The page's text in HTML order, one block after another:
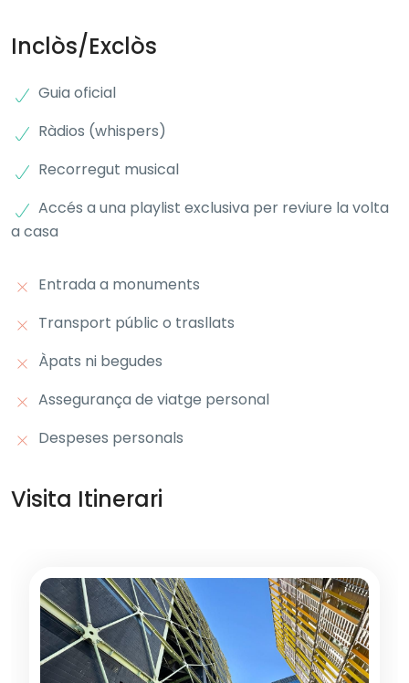
Inclòs/Exclòs
Guia oficial
Ràdios (whispers)
Recorregut musical
Accés a una playlist exclusiva per reviure la volta
a casa
Entrada a monuments
Transport públic o trasllats
Àpats ni begudes
Assegurança de viatge personal
Despeses personals
Visita Itinerari